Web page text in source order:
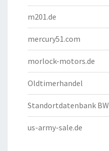
m201.de
mercury51.com
morlock-motors.de
Oldtimerhandel
Standortdatenbank BW
us-army-sale.de